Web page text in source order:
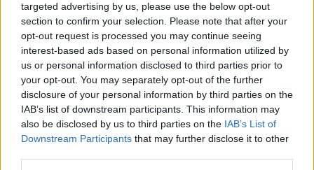
targeted advertising by us, please use the below opt-out
section to confirm your selection. Please note that after your
opt-out request is processed you may continue seeing
interest-based ads based on personal information utilized by
us or personal information disclosed to third parties prior to
your opt-out. You may separately opt-out of the further
disclosure of your personal information by third parties on the
IAB’s list of downstream participants. This information may
also be disclosed by us to third parties on the IAB’s List of
Downstream Participants that may further disclose it to other